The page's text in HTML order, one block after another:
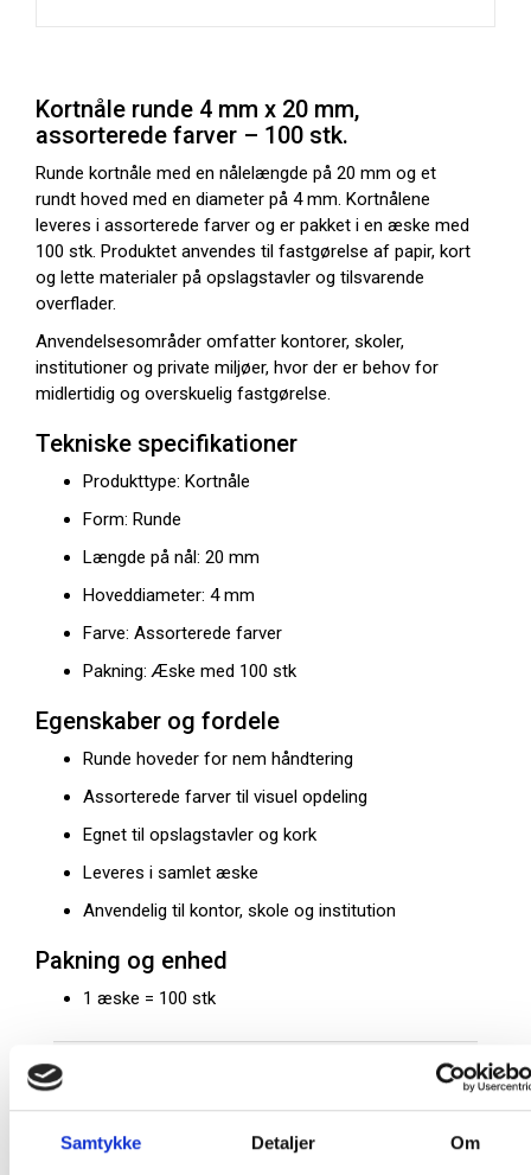
Samtykke Detaljer Om
Kortnåle runde 4 mm x 20 mm,
assorterede farver – 100 stk.
Runde kortnåle med en nålelængde på 20 mm og et
rundt hoved med en diameter på 4 mm. Kortnålene
leveres i assorterede farver og er pakket i en æske med
100 stk. Produktet anvendes til fastgørelse af papir, kort
og lette materialer på opslagstavler og tilsvarende
overflader.
Anvendelsesområder omfatter kontorer, skoler,
institutioner og private miljøer, hvor der er behov for
midlertidig og overskuelig fastgørelse.
Tekniske specifikationer
Produkttype: Kortnåle
Form: Runde
Længde på nål: 20 mm
Hoveddiameter: 4 mm
Farve: Assorterede farver
Pakning: Æske med 100 stk
Egenskaber og fordele
Runde hoveder for nem håndtering
Assorterede farver til visuel opdeling
Egnet til opslagstavler og kork
Leveres i samlet æske
Anvendelig til kontor, skole og institution
Pakning og enhed
1 æske = 100 stk
Farve: Assorteret
Oprindelsesland: